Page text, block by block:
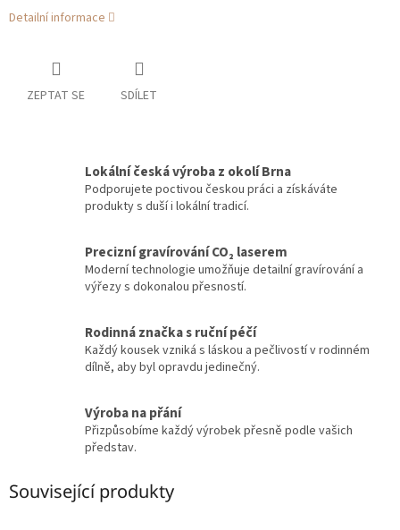
Detailní informace
ZEPTAT SE SDÍLET
Lokální česká výroba z okolí Brna
Podporujete poctivou českou práci a získáváte
produkty s duší i lokální tradicí.
Precizní gravírování CO₂ laserem
Moderní technologie umožňuje detailní gravírování a
výřezy s dokonalou přesností.
Rodinná značka s ruční péčí
Každý kousek vzniká s láskou a pečlivostí v rodinném
dílně, aby byl opravdu jedinečný.
Výroba na přání
Přizpůsobíme každý výrobek přesně podle vašich
představ.
Související produkty